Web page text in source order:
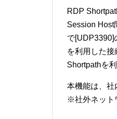
RDP
Session Host
で[UDP3390]
を利用した
Shortpathを
本機能は、社
※社外ネット